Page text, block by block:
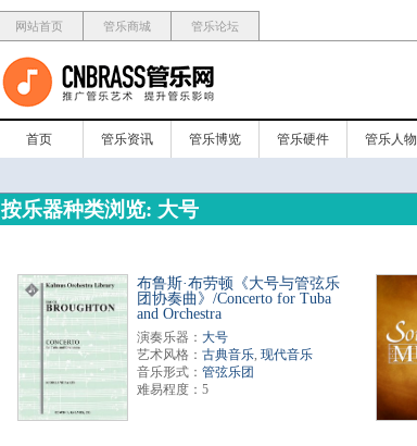
网站首页 管乐商城 管乐论坛
首页 管乐资讯 管乐博览 管乐硬件 管乐人物
按乐器种类浏览: 大号
布鲁斯·布劳顿《大号与管弦乐
团协奏曲》/Concerto for Tuba
and Orchestra
演奏乐器： 大号
艺术风格： 古典音乐, 现代音乐
音乐形式： 管弦乐团
难易程度：5